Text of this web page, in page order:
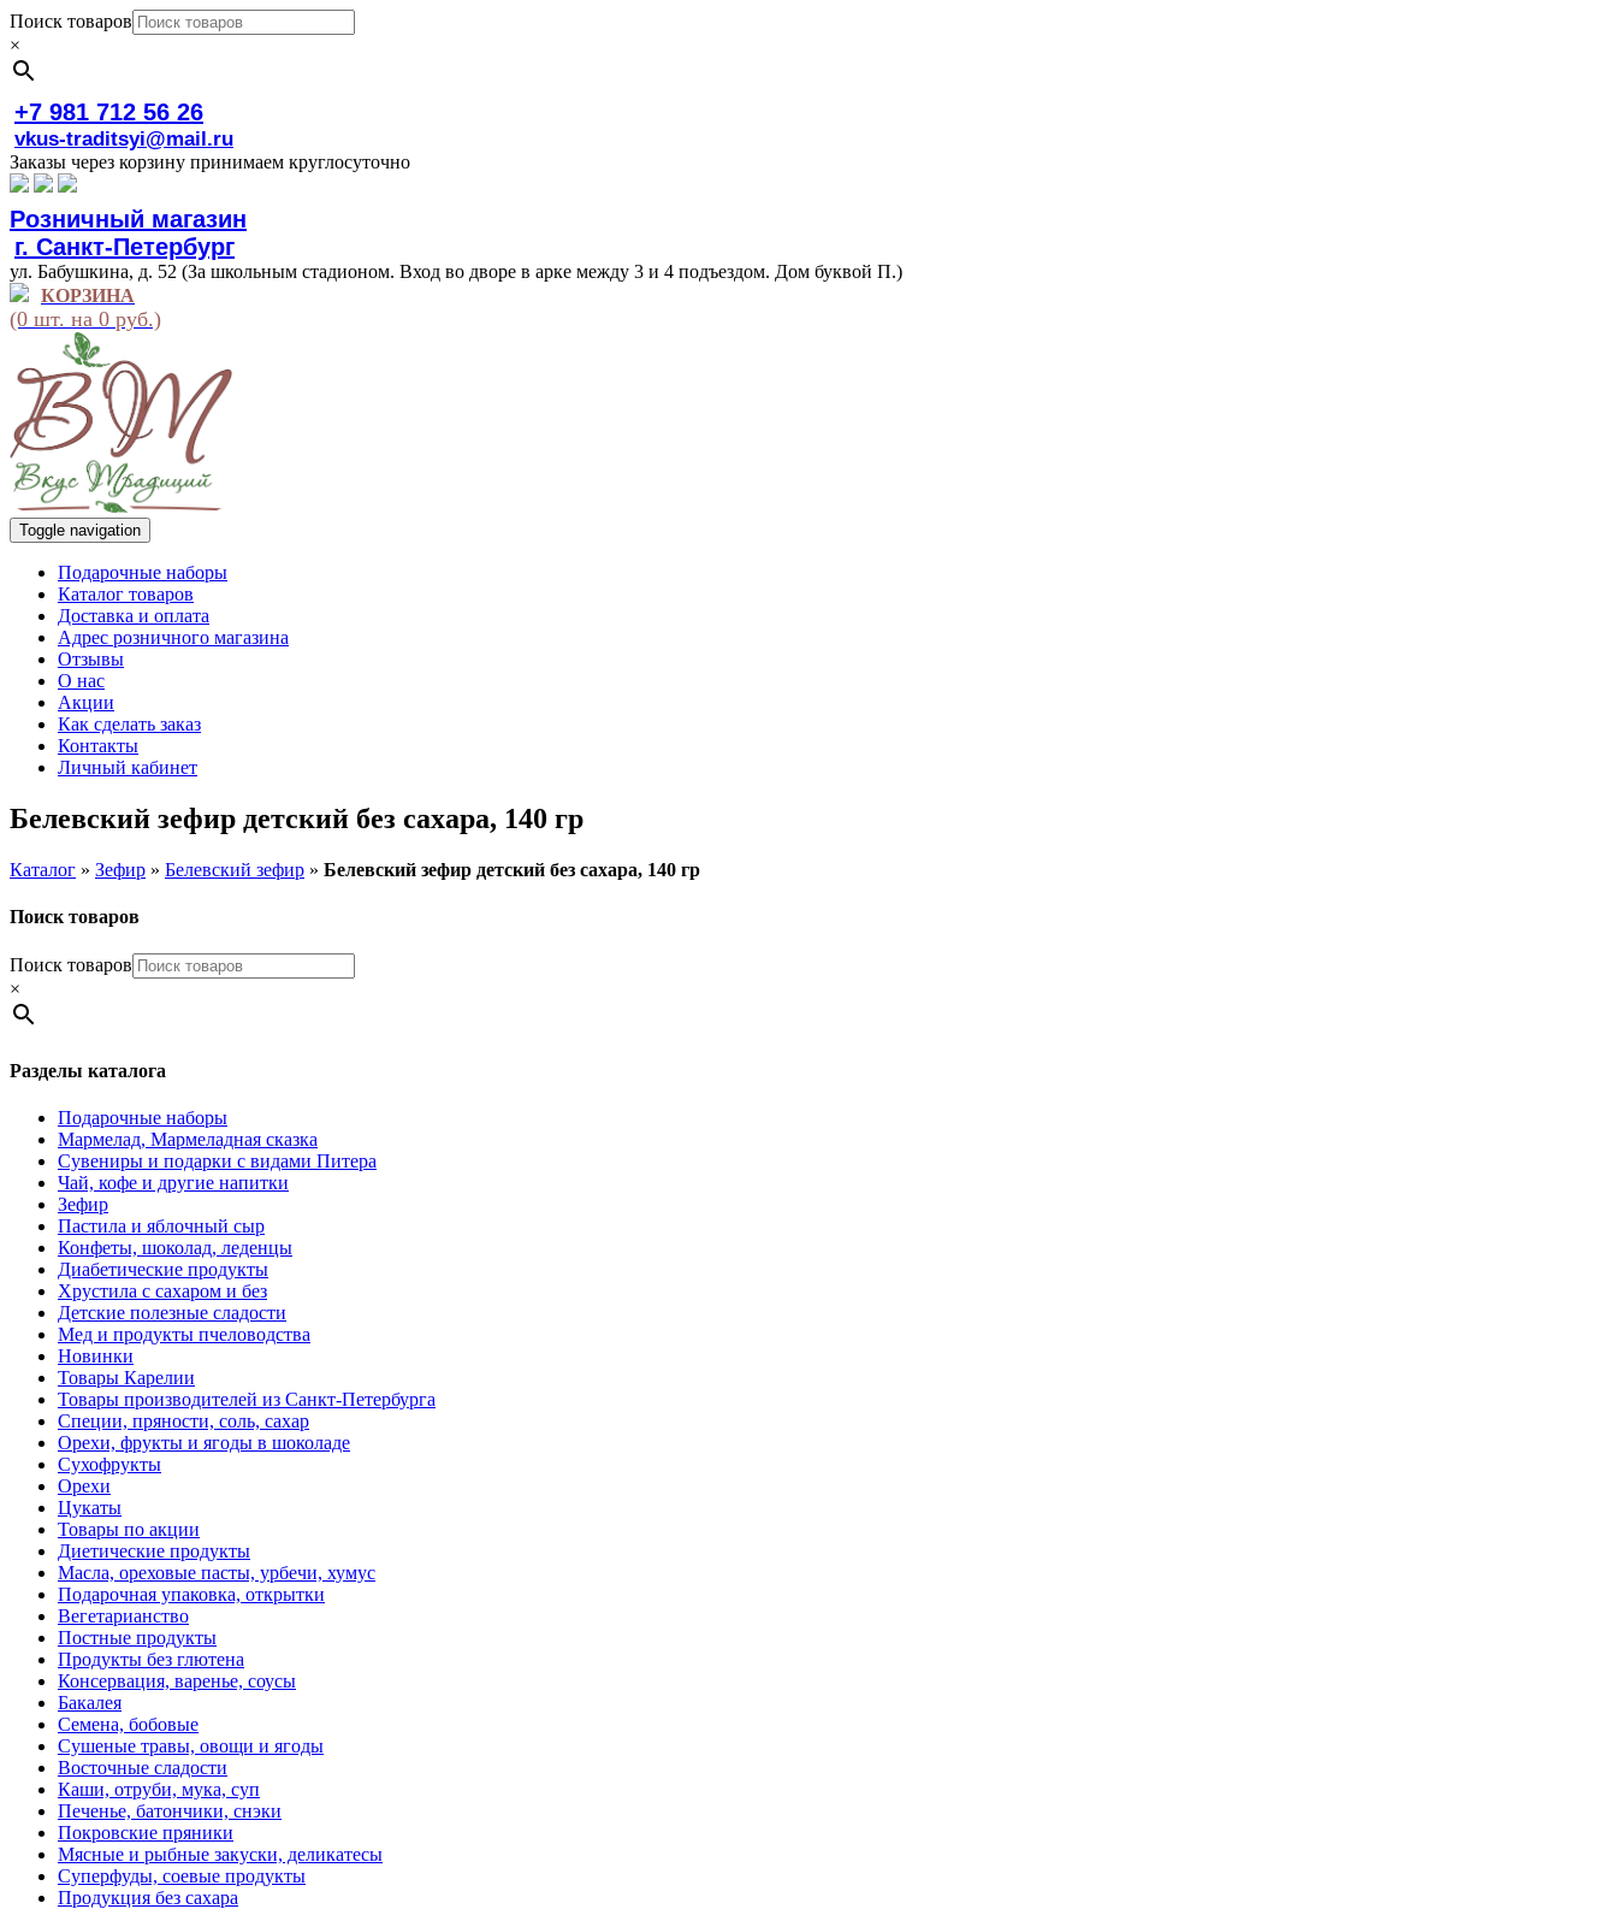
Поиск товаров
×
+7 981 712 56 26
vkus-traditsyi@mail.ru
Заказы через корзину принимаем круглосуточно
Розничный магазин
г. Санкт-Петербург
ул. Бабушкина, д. 52 (За школьным стадионом. Вход во дворе в арке между 3 и 4 подъездом. Дом буквой П.)
КОРЗИНА
(0 шт. на 0 руб.)
Toggle navigation
Подарочные наборы
Каталог товаров
Доставка и оплата
Адрес розничного магазина
Отзывы
О нас
Акции
Как сделать заказ
Контакты
Личный кабинет
Белевский зефир детский без сахара, 140 гр
Каталог » Зефир » Белевский зефир » Белевский зефир детский без сахара, 140 гр
Поиск товаров
Поиск товаров
×
Разделы каталога
Подарочные наборы
Мармелад, Мармеладная сказка
Сувениры и подарки с видами Питера
Чай, кофе и другие напитки
Зефир
Пастила и яблочный сыр
Конфеты, шоколад, леденцы
Диабетические продукты
Хрустила с сахаром и без
Детские полезные сладости
Мед и продукты пчеловодства
Новинки
Товары Карелии
Товары производителей из Санкт-Петербурга
Специи, пряности, соль, сахар
Орехи, фрукты и ягоды в шоколаде
Сухофрукты
Орехи
Цукаты
Товары по акции
Диетические продукты
Масла, ореховые пасты, урбечи, хумус
Подарочная упаковка, открытки
Вегетарианство
Постные продукты
Продукты без глютена
Консервация, варенье, соусы
Бакалея
Семена, бобовые
Сушеные травы, овощи и ягоды
Восточные сладости
Каши, отруби, мука, суп
Печенье, батончики, снэки
Покровские пряники
Мясные и рыбные закуски, деликатесы
Суперфуды, соевые продукты
Продукция без сахара